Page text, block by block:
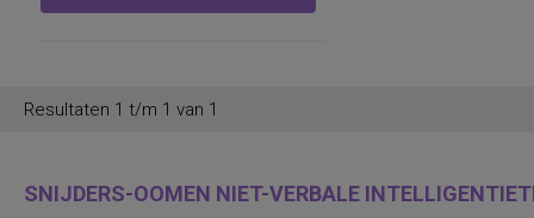
Resultaten 1 t/m 1 van 1
SNIJDERS-OOMEN NIET-VERBALE